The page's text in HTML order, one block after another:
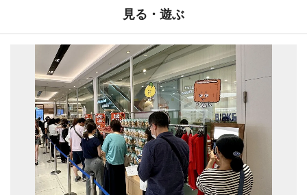
見る・遊ぶ